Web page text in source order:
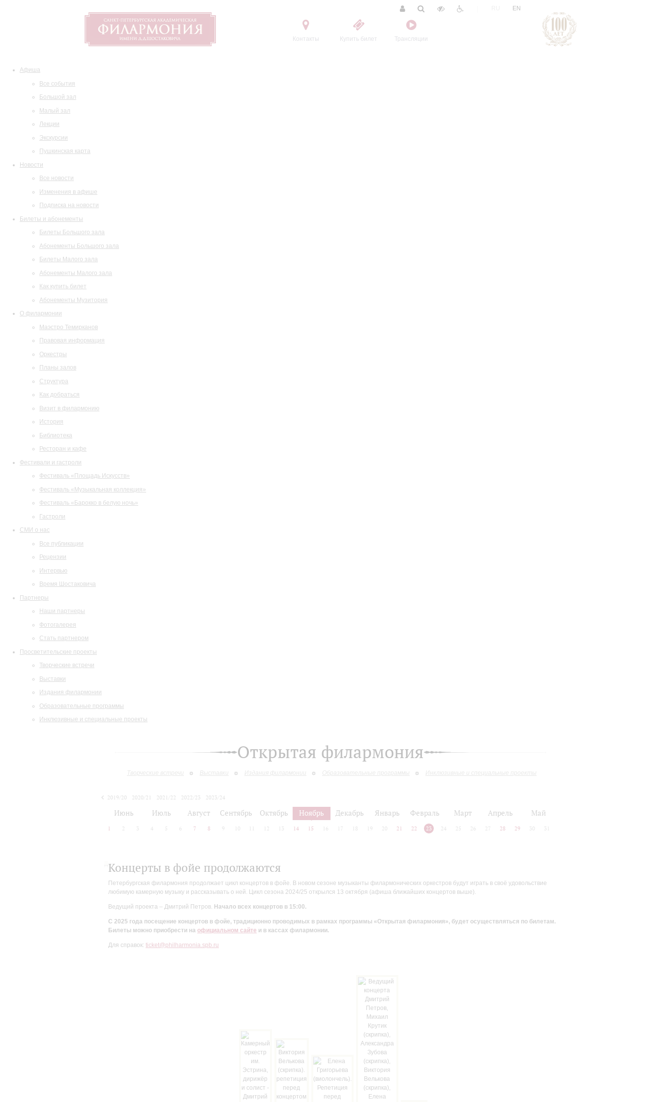
Контакты Купить билет Трансляции
EN
Афиша
Все события
Большой зал
Малый зал
Лекции
Экскурсии
Пушкинская карта
Новости
Все новости
Изменения в афише
Подписка на новости
Билеты и абонементы
Билеты Большого зала
Абонементы Большого зала
Билеты Малого зала
Абонементы Малого зала
Как купить билет
Абонементы Музитория
О филармонии
Маэстро Темирканов
Правовая информация
Оркестры
Планы залов
Структура
Как добраться
Визит в филармонию
История
Библиотека
Ресторан и кафе
Фестивали и гастроли
Фестиваль «Площадь Искусств»
Фестиваль «Музыкальная коллекция»
Фестиваль «Барокко в белую ночь»
Гастроли
СМИ о нас
Все публикации
Рецензии
Интервью
Время Шостаковича
Партнеры
Наши партнеры
Фотогалерея
Стать партнером
Просветительские проекты
Творческие встречи
Выставки
Издания филармонии
Образовательные программы
Инклюзивные и специальные проекты
Открытая филармония
Творческие встречи Выставки Издания филармонии Образовательные программы Инклюзивные и специальные проекты
2019/20 2020/21 2021/22 2022/23
2023/24
Июнь Июль Август Сентябрь Октябрь Ноябрь Декабрь Январь Февраль Март Апрель Май
1 2 3 4 5 6 7 8 9 10 12 13 14 15 16 17 18 19 20 21 22 23 24 25 26 27 28 29 30 31
Концерты в фойе продолжаются
Петербургская филармония продолжает цикл концертов в фойе. В новом сезоне музыканты филармонических оркестров будут играть в своё удовольствие
любимую камерную музыку и рассказывать о ней. Цикл сезона 2024/25 открылся 13 октября (афиша ближайших концертов выше).
Ведущий проекта – Дмитрий Петров. Начало всех концертов в 15:00.
С 2025 года посещение концертов в фойе, традиционно проводимых в рамках программы «Открытая филармония», будет осуществляться по билетам.
Билеты можно приобрести на официальном сайте и в кассах филармонии.
Для справок: ticket@philharmonia.spb.ru